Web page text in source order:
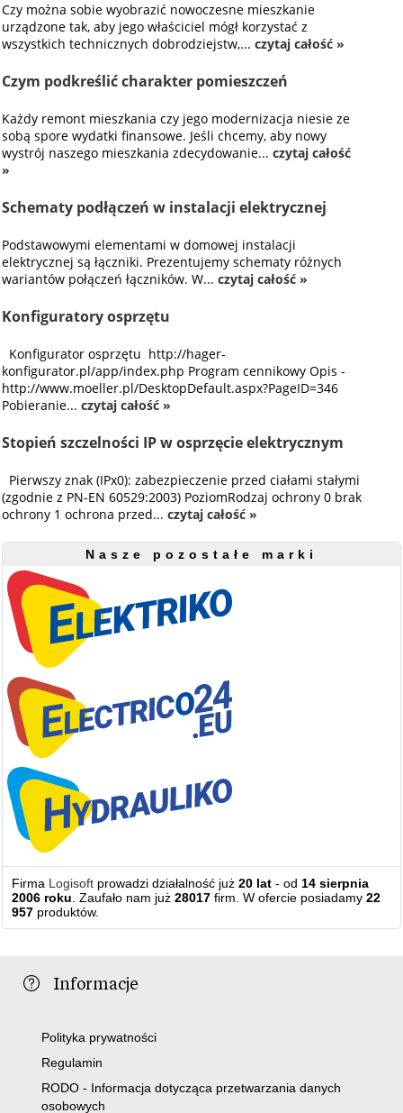
Czy można sobie wyobrazić nowoczesne mieszkanie
urządzone tak, aby jego właściciel mógł korzystać z
wszystkich technicznych dobrodziejstw,...czytaj całość »
Czym podkreślić charakter pomieszczeń
Każdy remont mieszkania czy jego modernizacja niesie ze
sobą spore wydatki finansowe. Jeśli chcemy, aby nowy
wystrój naszego mieszkania zdecydowanie...czytaj całość
»
Schematy podłączeń w instalacji elektrycznej
Podstawowymi elementami w domowej instalacji
elektrycznej są łączniki. Prezentujemy schematy różnych
wariantów połączeń łączników. W...czytaj całość »
Konfiguratory osprzętu
Konfigurator osprzętu http://hager-
konfigurator.pl/app/index.php Program cennikowy Opis -
http://www.moeller.pl/DesktopDefault.aspx?PageID=346
Pobieranie...czytaj całość »
Stopień szczelności IP w osprzęcie elektrycznym
Pierwszy znak (IPx0): zabezpieczenie przed ciałami stałymi
(zgodnie z PN-EN 60529:2003) PoziomRodzaj ochrony 0 brak
ochrony 1 ochrona przed...czytaj całość »
Nasze pozostałe marki
Firma Logisoft prowadzi działalność już20 lat - od 14 sierpnia
2006 roku . Zaufało nam już28017 firm. W ofercie posiadamy22
957 produktów.
Informacje
Polityka prywatności
Regulamin
RODO - Informacja dotycząca przetwarzania danych
osobowych